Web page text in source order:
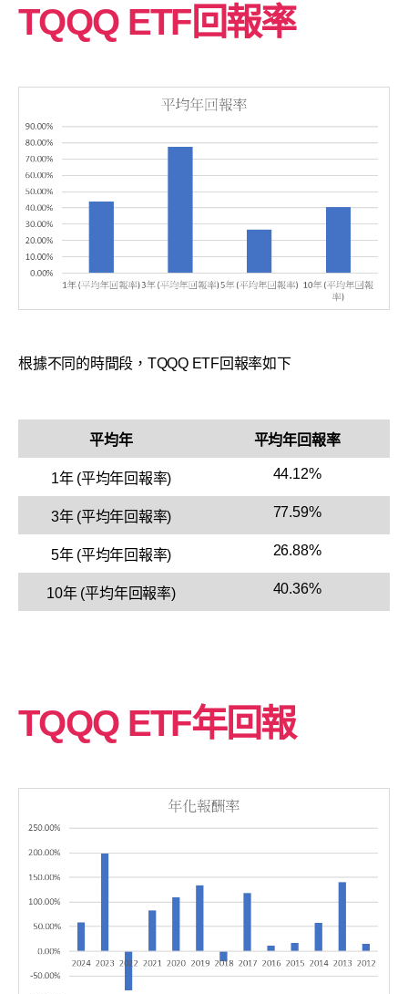
TQQQ ETF回報率
根據不同的時間段，TQQQ ETF回報率如下
平均年 平均年回報率
1年 (平均年回報率) 44.12%
3年 (平均年回報率) 77.59%
5年 (平均年回報率) 26.88%
10年 (平均年回報率) 40.36%
TQQQ ETF年回報